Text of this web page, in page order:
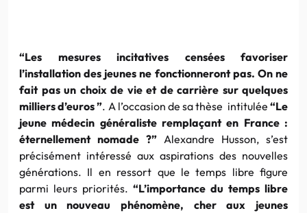
“Les mesures incitatives censées favoriser
l’installation des jeunes ne fonctionneront pas. On ne
fait pas un choix de vie et de carrière sur quelques
milliers d’euros ”. A l’occasion de sa thèse intitulée“Le
jeune médecin généraliste remplaçant en France :
éternellement nomade ?” Alexandre Husson, s’est
précisément intéressé aux aspirations des nouvelles
générations. Il en ressort que le temps libre figure
parmi leurs priorités. “L’importance du temps libre
est un nouveau phénomène, cher aux jeunes